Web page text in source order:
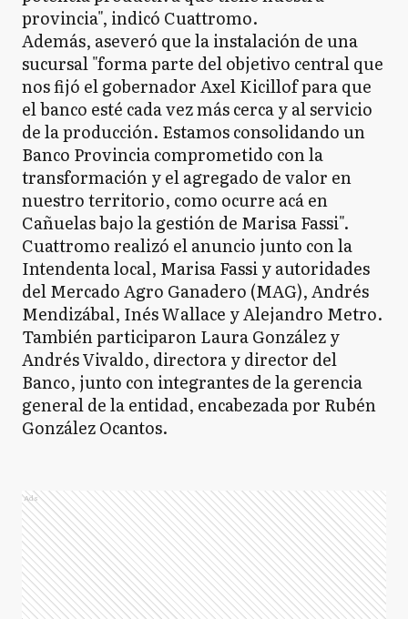
provincia", indicó Cuattromo.
Además, aseveró que la instalación de una
sucursal "forma parte del objetivo central que
nos fijó el gobernador Axel Kicillof para que
el banco esté cada vez más cerca y al servicio
de la producción. Estamos consolidando un
Banco Provincia comprometido con la
transformación y el agregado de valor en
nuestro territorio, como ocurre acá en
Cañuelas bajo la gestión de Marisa Fassi".
Cuattromo realizó el anuncio junto con la
Intendenta local, Marisa Fassi y autoridades
del Mercado Agro Ganadero (MAG), Andrés
Mendizábal, Inés Wallace y Alejandro Metro.
También participaron Laura González y
Andrés Vivaldo, directora y director del
Banco, junto con integrantes de la gerencia
general de la entidad, encabezada por Rubén
González Ocantos.
Ads